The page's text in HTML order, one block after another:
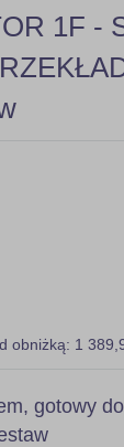
1F -
obniżką: 1
gotowy